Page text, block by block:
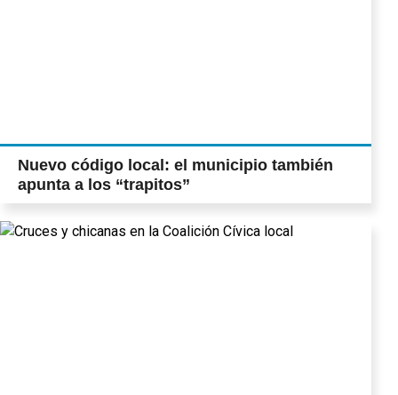
Nuevo código local: el municipio también
apunta a los “trapitos”